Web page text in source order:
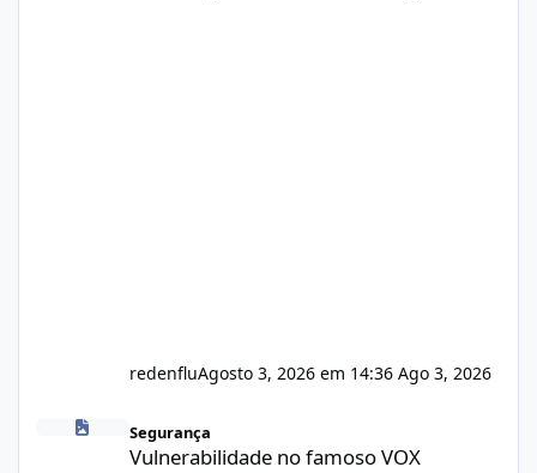
redenfluAgosto 3, 2026 em 14:36 Ago 3, 2026
Vulnerabilidade no famoso VOX
Segurança
Vulnerabilidade no famoso VOX